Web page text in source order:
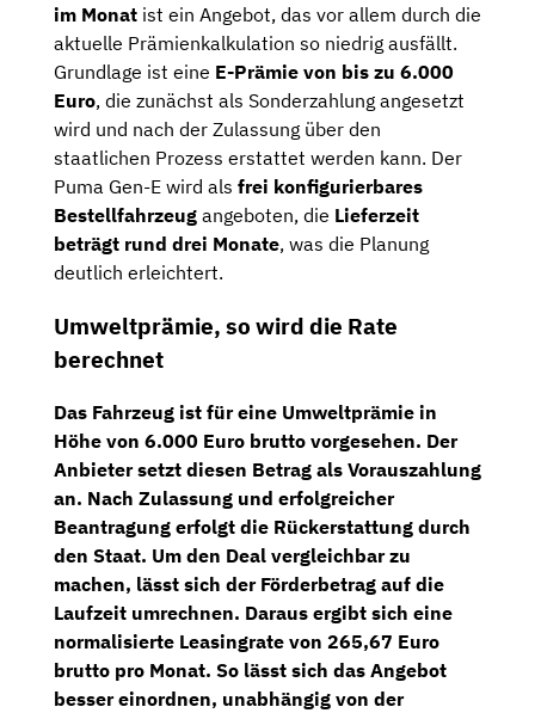
im Monat ist ein Angebot, das vor allem durch die
aktuelle Prämienkalkulation so niedrig ausfällt.
Grundlage ist eine E-Prämie von bis zu 6.000
Euro, die zunächst als Sonderzahlung angesetzt
wird und nach der Zulassung über den
staatlichen Prozess erstattet werden kann. Der
Puma Gen-E wird als frei konfigurierbares
Bestellfahrzeug angeboten, die Lieferzeit
beträgt rund drei Monate, was die Planung
deutlich erleichtert.
Umweltprämie, so wird die Rate
berechnet
Das Fahrzeug ist für eine Umweltprämie in
Höhe von 6.000 Euro brutto vorgesehen. Der
Anbieter setzt diesen Betrag als Vorauszahlung
an. Nach Zulassung und erfolgreicher
Beantragung erfolgt die Rückerstattung durch
den Staat. Um den Deal vergleichbar zu
machen, lässt sich der Förderbetrag auf die
Laufzeit umrechnen. Daraus ergibt sich eine
normalisierte Leasingrate von 265,67 Euro
brutto pro Monat. So lässt sich das Angebot
besser einordnen, unabhängig von der